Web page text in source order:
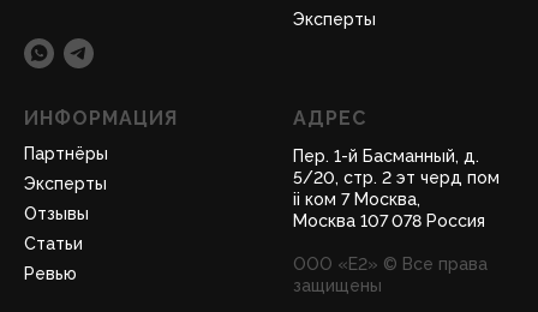
Эксперты
ИНФОРМАЦИЯ
Партнёры
Эксперты
Отзывы
Статьи
Ревью
АДРЕС
Пер. 1-й Басманный, д.
5/20, стр. 2 эт черд пом
ii ком 7 Москва,
Москва 107 078 Россия
ООО «Е2» © Все права
защищены